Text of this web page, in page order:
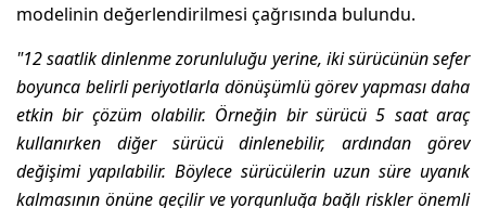
modelinin değerlendirilmesi çağrısında bulundu.
"12 saatlik dinlenme zorunluluğu yerine, iki sürücünün sefer
boyunca belirli periyotlarla dönüşümlü görev yapması daha
etkin bir çözüm olabilir. Örneğin bir sürücü 5 saat araç
kullanırken diğer sürücü dinlenebilir, ardından görev
değişimi yapılabilir. Böylece sürücülerin uzun süre uyanık
kalmasının önüne geçilir ve yorgunluğa bağlı riskler önemli